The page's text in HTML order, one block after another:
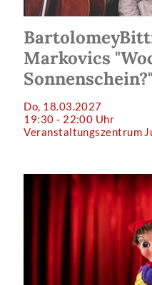
Markovics
Sonnenschein?"
Do, 18.03.2027
19:30 - 22:00 Uhr
Veranstaltungszentrum